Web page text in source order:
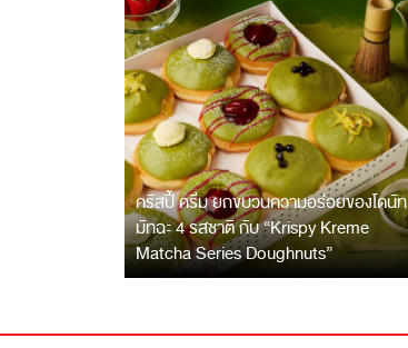
คริสปี้ ครีม ยกขบวนความอร่อยของโดนัท
มัทฉะ 4 รสชาติ กับ “Krispy Kreme
Matcha Series Doughnuts”